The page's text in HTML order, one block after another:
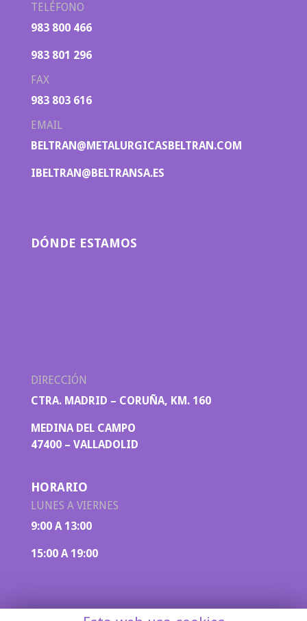
TELÉFONO
983 800 466
983 801 296
FAX
983 803 616
EMAIL
BELTRAN@METALURGICASBELTRAN.COM
IBELTRAN@BELTRANSA.ES
DÓNDE ESTAMOS
DIRECCIÓN
CTRA. MADRID – CORUÑA, KM. 160
MEDINA DEL CAMPO
47400 – VALLADOLID
HORARIO
LUNES A VIERNES
9:00 A 13:00
15:00 A 19:00